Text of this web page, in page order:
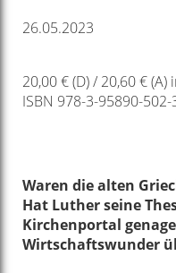
26.05.2023
20,00 € (D) / 20,60 € (A)
ISBN 978-3-95890-502-
Waren die alten
Hat Luther seine
Kirchenportal
Wirtschaftswunder